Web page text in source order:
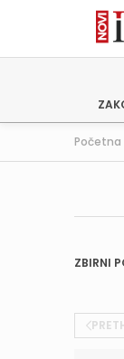
Početna
ZBIRNI